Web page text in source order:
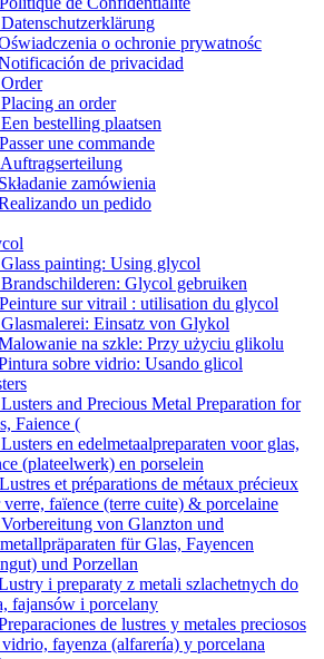
o ochronie prywatnośc
de privacidad
an order
bestelling plaatsen
une commande
zamówienia
un pedido
painting: Using glycol
Glycol gebruiken
sur vitrail : utilisation du glycol
Einsatz von Glykol
na szkle: Przy użyciu glikolu
sobre vidrio: Usando glicol
and Precious Metal Preparation for
Faience (
en edelmetaalpreparaten voor glas,
(plateelwerk) en porselein
et préparations de métaux précieux
verre, faïence (terre cuite) & porcelaine
von Glanzton und
für Glas, Fayencen
und Porzellan
i preparaty z metali szlachetnych do
fajansów i porcelany
de lustres y metales preciosos
vidrio, fayenza (alfarería) y porcelana